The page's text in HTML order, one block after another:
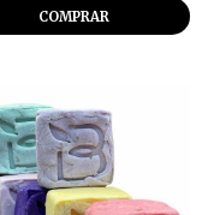
COMPRAR